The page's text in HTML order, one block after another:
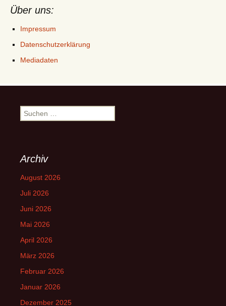
Über uns:
Impressum
Datenschutzerklärung
Mediadaten
Suchen
nach:
Archiv
August 2026
Juli 2026
Juni 2026
Mai 2026
April 2026
März 2026
Februar 2026
Januar 2026
Dezember 2025